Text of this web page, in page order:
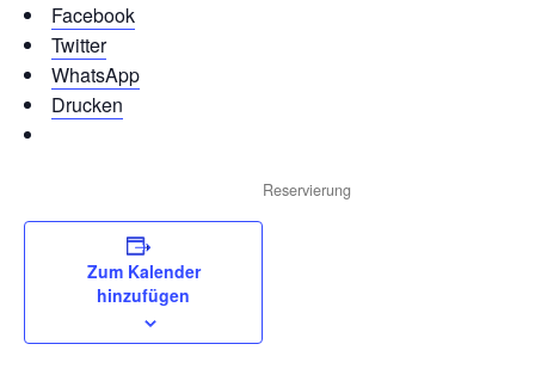
Facebook
Twitter
WhatsApp
Drucken
Zum Kalender
hinzufügen
Reservierung